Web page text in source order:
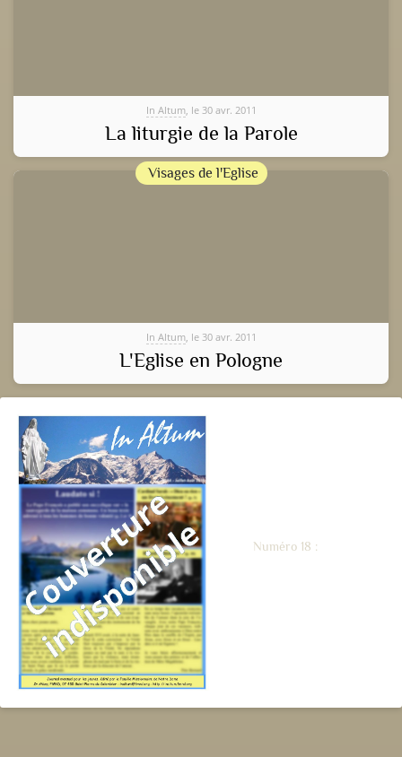
In Altum, le 30 avr. 2011
La liturgie de la Parole
Visages de l'Eglise
In Altum, le 30 avr. 2011
L'Eglise en Pologne
Numéro 18 :